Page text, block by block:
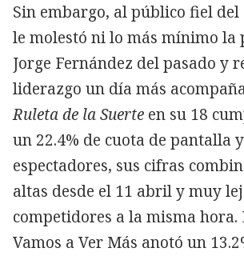
Sin embargo, al público fiel del
le molestó ni lo más mínimo la
Jorge Fernández del pasado y
liderazgo un día más
Ruleta de la Suerte en su 18
un 22.4% de cuota de pantalla
espectadores, sus cifras
altas desde el 11 abril y muy
competidores a la misma hora.
Vamos a Ver Más anotó un